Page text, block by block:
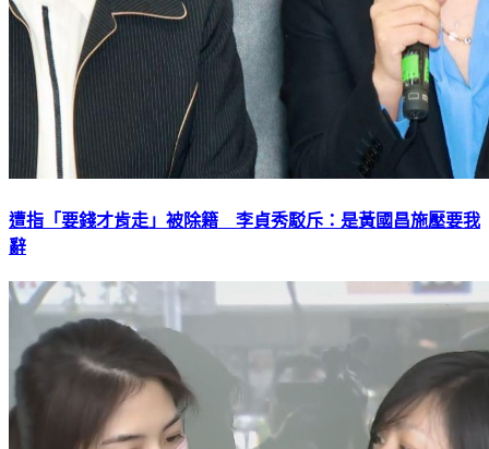
遭指「要錢才肯走」被除籍 李貞秀駁斥：是黃國昌施壓要我
辭